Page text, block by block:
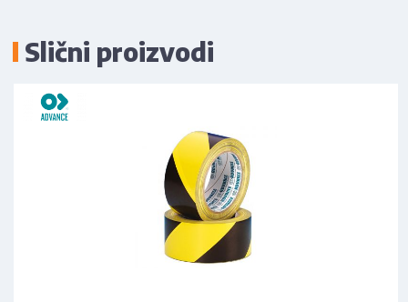
Slični proizvodi